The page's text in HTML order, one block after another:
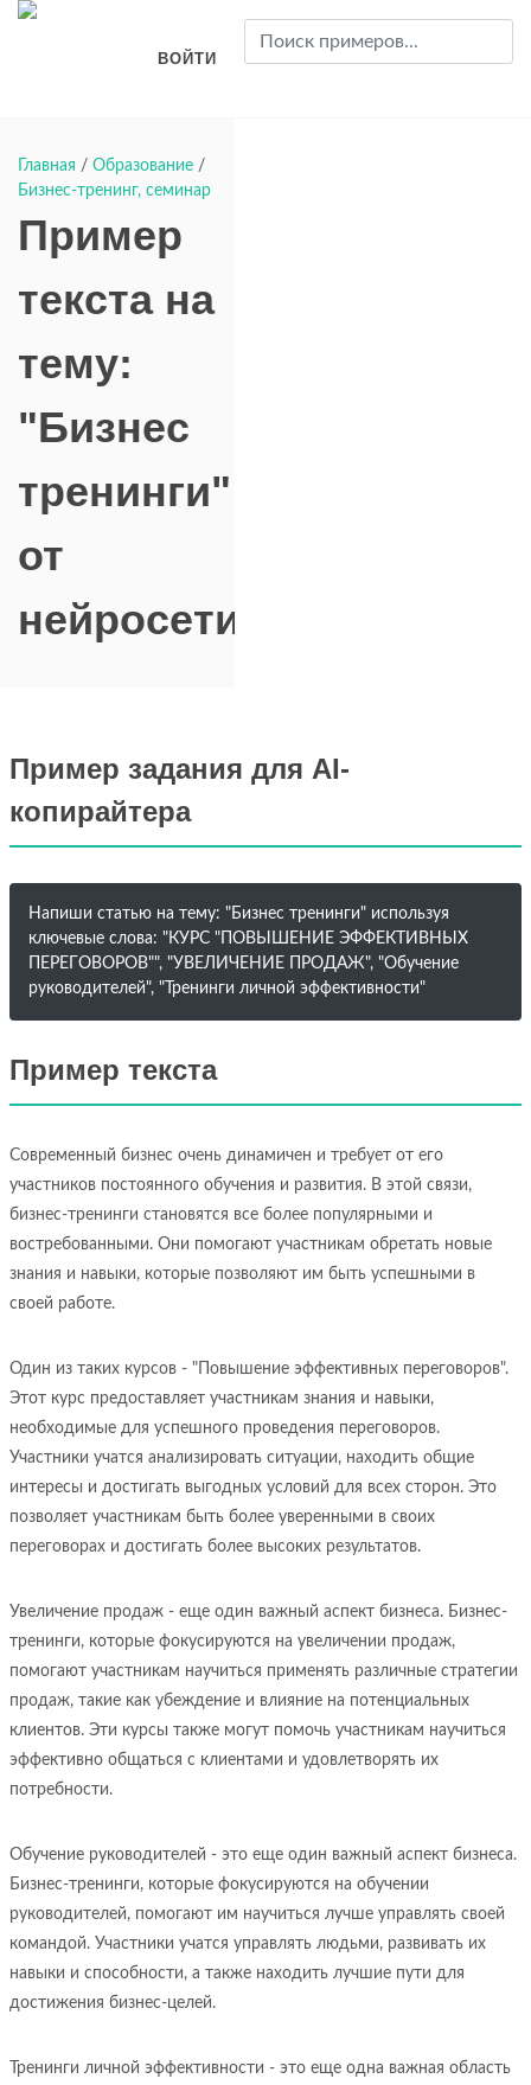
ВОЙТИ
Главная / Образование /
Бизнес-тренинг, семинар
Пример
текста на
тему:
"Бизнес
тренинги"
от
нейросети
Пример задания для AI-
копирайтера
Напиши статью на тему: "Бизнес тренинги" используя
ключевые слова: "КУРС "ПОВЫШЕНИЕ ЭФФЕКТИВНЫХ
ПЕРЕГОВОРОВ"", "УВЕЛИЧЕНИЕ ПРОДАЖ", "Обучение
руководителей", "Тренинги личной эффективности"
Пример текста
Современный бизнес очень динамичен и требует от его
участников постоянного обучения и развития. В этой связи,
бизнес-тренинги становятся все более популярными и
востребованными. Они помогают участникам обретать новые
знания и навыки, которые позволяют им быть успешными в
своей работе.
Один из таких курсов - "Повышение эффективных переговоров".
Этот курс предоставляет участникам знания и навыки,
необходимые для успешного проведения переговоров.
Участники учатся анализировать ситуации, находить общие
интересы и достигать выгодных условий для всех сторон. Это
позволяет участникам быть более уверенными в своих
переговорах и достигать более высоких результатов.
Увеличение продаж - еще один важный аспект бизнеса. Бизнес-
тренинги, которые фокусируются на увеличении продаж,
помогают участникам научиться применять различные стратегии
продаж, такие как убеждение и влияние на потенциальных
клиентов. Эти курсы также могут помочь участникам научиться
эффективно общаться с клиентами и удовлетворять их
потребности.
Обучение руководителей - это еще один важный аспект бизнеса.
Бизнес-тренинги, которые фокусируются на обучении
руководителей, помогают им научиться лучше управлять своей
командой. Участники учатся управлять людьми, развивать их
навыки и способности, а также находить лучшие пути для
достижения бизнес-целей.
Тренинги личной эффективности - это еще одна важная область